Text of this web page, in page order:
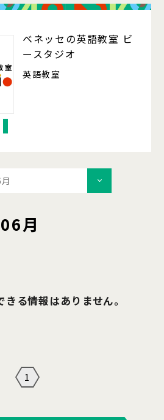
ベネッセの英語教室 ビ
ースタジオ
英語教室
月
る情報はありません。
1